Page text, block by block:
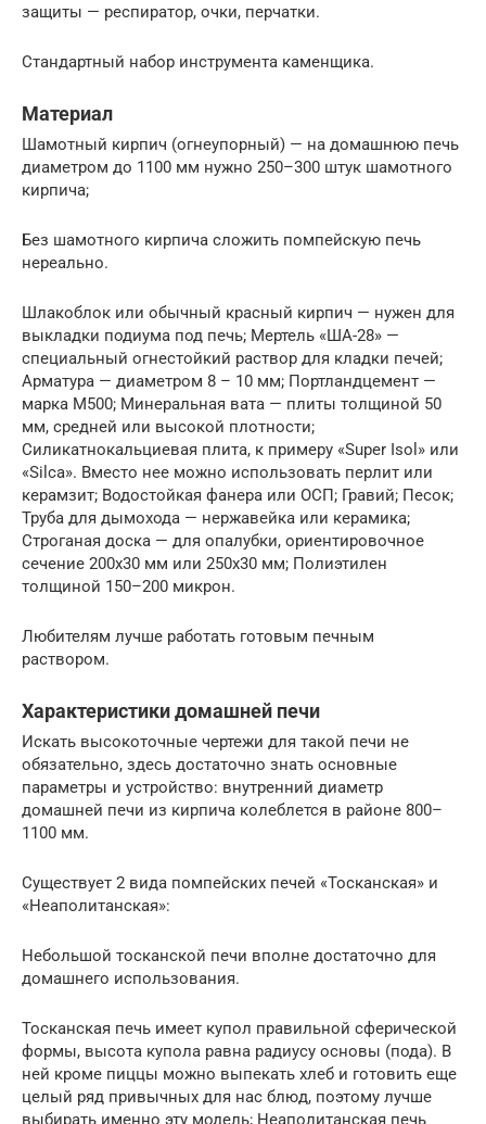
защиты — респиратор, очки, перчатки.
Стандартный набор инструмента каменщика.
Материал
Шамотный кирпич (огнеупорный) — на домашнюю печь
диаметром до 1100 мм нужно 250–300 штук шамотного
кирпича;
Без шамотного кирпича сложить помпейскую печь
нереально.
Шлакоблок или обычный красный кирпич — нужен для
выкладки подиума под печь; Мертель «ША-28» —
специальный огнестойкий раствор для кладки печей;
Арматура — диаметром 8 – 10 мм; Портландцемент —
марка М500; Минеральная вата — плиты толщиной 50
мм, средней или высокой плотности;
Силикатнокальциевая плита, к примеру «Super Isol» или
«Silca». Вместо нее можно использовать перлит или
керамзит; Водостойкая фанера или ОСП; Гравий; Песок;
Труба для дымохода — нержавейка или керамика;
Строганая доска — для опалубки, ориентировочное
сечение 200х30 мм или 250х30 мм; Полиэтилен
толщиной 150–200 микрон.
Любителям лучше работать готовым печным
раствором.
Характеристики домашней печи
Искать высокоточные чертежи для такой печи не
обязательно, здесь достаточно знать основные
параметры и устройство: внутренний диаметр
домашней печи из кирпича колеблется в районе 800–
1100 мм.
Существует 2 вида помпейских печей «Тосканская» и
«Неаполитанская»:
Небольшой тосканской печи вполне достаточно для
домашнего использования.
Тосканская печь имеет купол правильной сферической
формы, высота купола равна радиусу основы (пода). В
ней кроме пиццы можно выпекать хлеб и готовить еще
целый ряд привычных для нас блюд, поэтому лучше
выбирать именно эту модель; Неаполитанская печь